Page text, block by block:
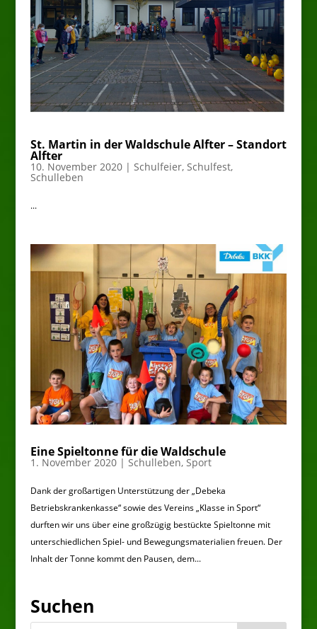
St. Martin in der Waldschule Alfter – Standort
Alfter
10. November 2020| Schulfeier, Schulfest,
Schulleben
...
Eine Spieltonne für die Waldschule
1. November 2020| Schulleben, Sport
Dank der großartigen Unterstützung der „Debeka
Betriebskrankenkasse“ sowie des Vereins „Klasse in Sport“
durften wir uns über eine großzügig bestückte Spieltonne mit
unterschiedlichen Spiel- und Bewegungsmaterialien freuen. Der
Inhalt der Tonne kommt den Pausen, dem...
Suchen